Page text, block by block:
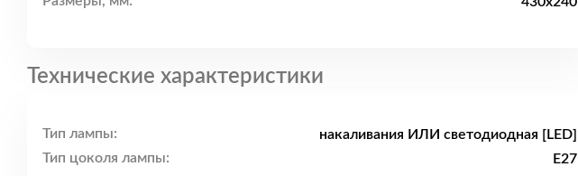
Технические характеристики
Тип лампы:
накаливания ИЛИ светодиодная [LED]
Тип цоколя лампы:
E27